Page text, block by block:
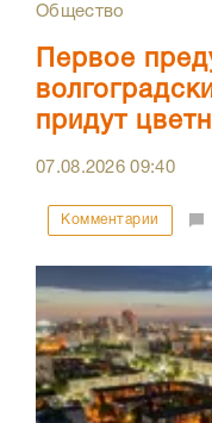
Общество
Первое
придут
07.08.202609:40
Комментарии